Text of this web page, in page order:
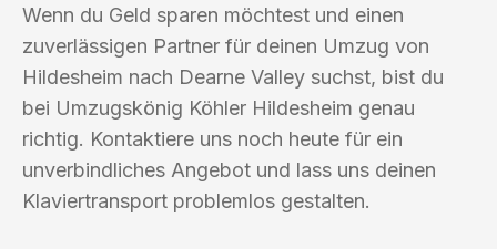
Wenn du Geld sparen möchtest und einen
zuverlässigen Partner für deinen Umzug von
Hildesheim nach Dearne Valley suchst, bist du
bei Umzugskönig Köhler Hildesheim genau
richtig. Kontaktiere uns noch heute für ein
unverbindliches Angebot und lass uns deinen
Klaviertransport problemlos gestalten.